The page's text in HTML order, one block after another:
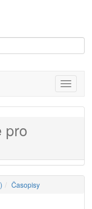
Menu
pro
Časopisy